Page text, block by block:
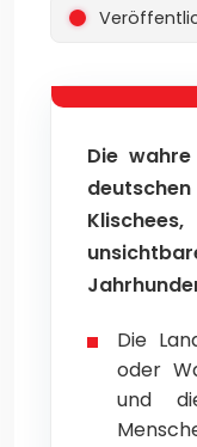
Die
Die
oder
und